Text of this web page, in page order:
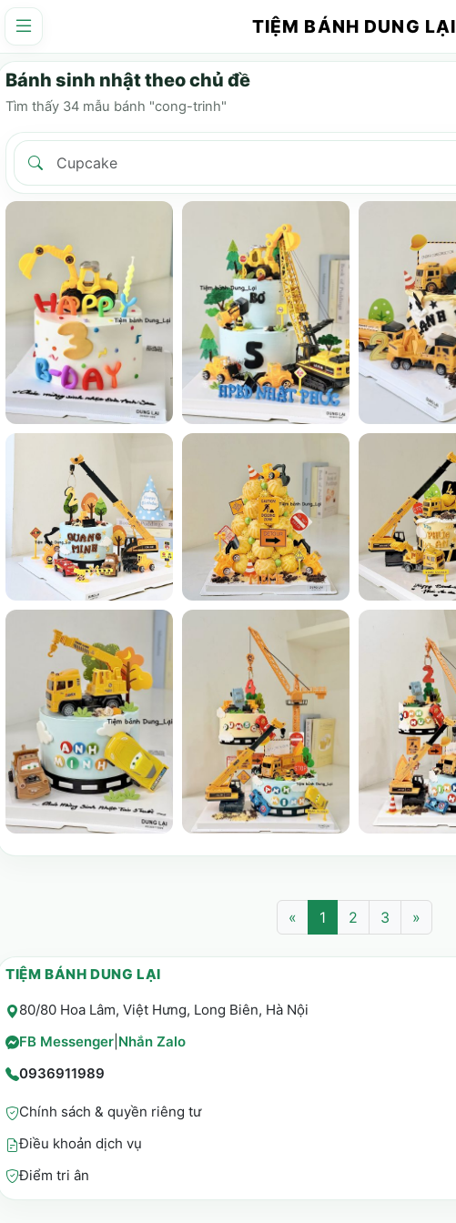
TIỆM BÁNH DUNG LẠI
Bánh sinh nhật theo chủ đề
Tìm thấy 34 mẫu bánh "cong-trinh"
« 1 2 3 »
TIỆM BÁNH DUNG LẠI
80/80 Hoa Lâm, Việt Hưng, Long Biên, Hà Nội
FB Messenger Nhắn Zalo
0936911989
Chính sách & quyền riêng tư
Điều khoản dịch vụ
Điểm tri ân